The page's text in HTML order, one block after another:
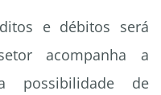
e débitos será
acompanha a
possibilidade de